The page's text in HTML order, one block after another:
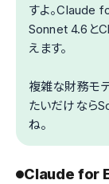
すよ。Claude
Sonnet 4.6と
えます。
複雑な財務モ
たいだけなら
ね。
Claude for